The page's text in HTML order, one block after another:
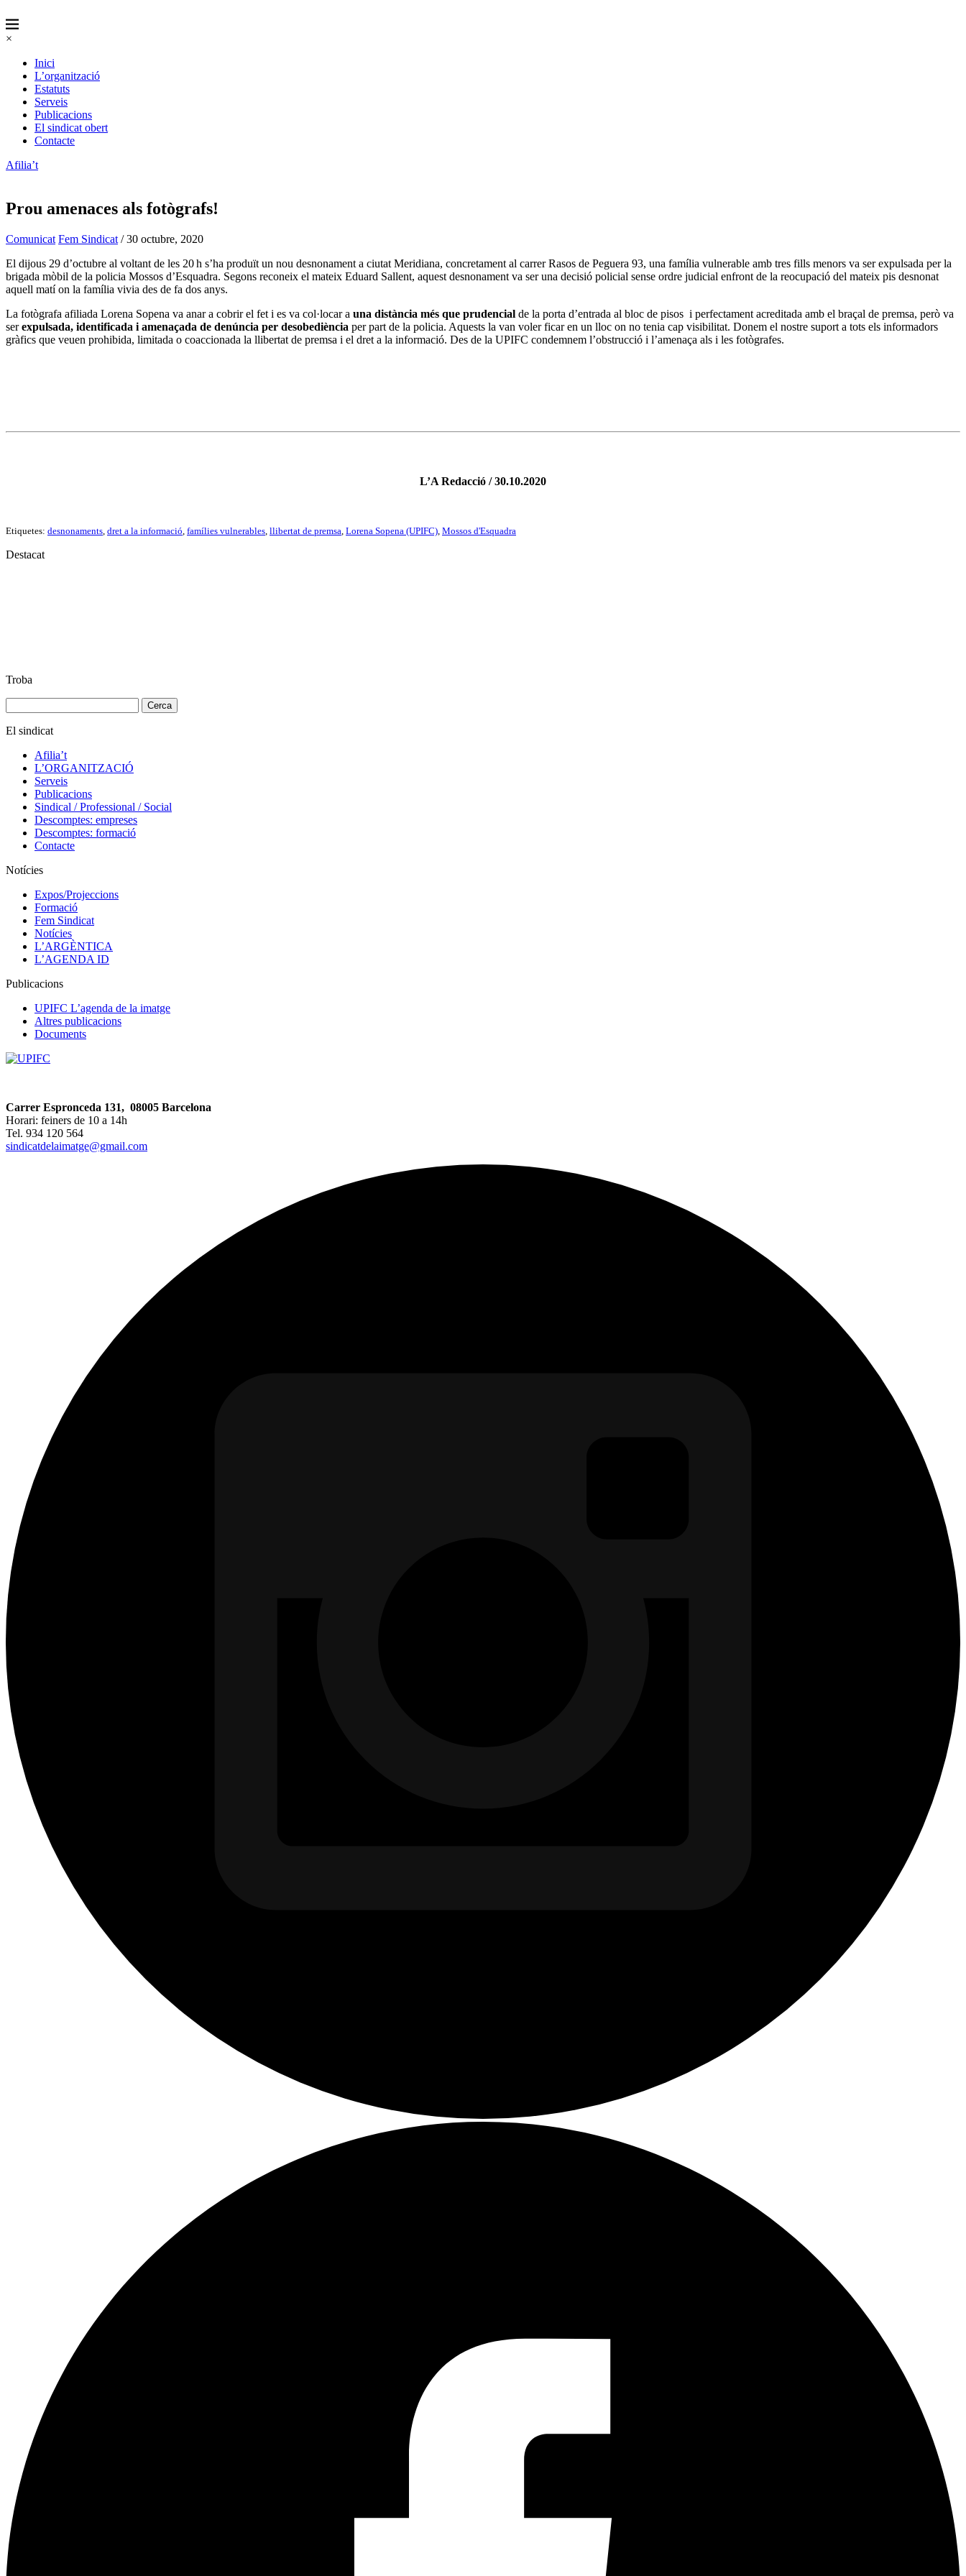
×
Inici
L’organització
Estatuts
Serveis
Publicacions
El sindicat obert
Contacte
Afilia’t
Prou amenaces als fotògrafs!
Comunicat Fem Sindicat / 30 octubre, 2020
El dijous 29 d’octubre al voltant de les 20 h s’ha produït un nou desnonament a ciutat Meridiana, concretament al carrer Rasos de Peguera 93, una família vulnerable amb tres fills menors va ser expulsada per la
brigada mòbil de la policia Mossos d’Esquadra. Segons reconeix el mateix Eduard Sallent, aquest desnonament va ser una decisió policial sense ordre judicial enfront de la reocupació del mateix pis desnonat
aquell matí on la família vivia des de fa dos anys.
La fotògrafa afiliada Lorena Sopena va anar a cobrir el fet i es va col·locar a una distància més que prudencial de la porta d’entrada al bloc de pisos i perfectament acreditada amb el braçal de premsa, però va
serexpulsada, identificada i amenaçada de denúncia per desobediència per part de la policia. Aquests la van voler ficar en un lloc on no tenia cap visibilitat. Donem el nostre suport a tots els informadors
gràfics que veuen prohibida, limitada o coaccionada la llibertat de premsa i el dret a la informació. Des de la UPIFC condemnem l’obstrucció i l’amenaça als i les fotògrafes.
L’A Redacció / 30.10.2020
Etiquetes: desnonaments, dret a la informació, famílies vulnerables, llibertat de premsa, Lorena Sopena (UPIFC), Mossos d'Esquadra
Destacat
Troba
El sindicat
Afilia’t
L’ORGANITZACIÓ
Serveis
Publicacions
Sindical / Professional / Social
Descomptes: empreses
Descomptes: formació
Contacte
Notícies
Expos/Projeccions
Formació
Fem Sindicat
Notícies
L’ARGÈNTICA
L’AGENDA ID
Publicacions
UPIFC L’agenda de la imatge
Altres publicacions
Documents
Carrer Espronceda 131, 08005 Barcelona
Horari: feiners de 10 a 14h
Tel. 934 120 564
sindicatdelaimatge@gmail.com